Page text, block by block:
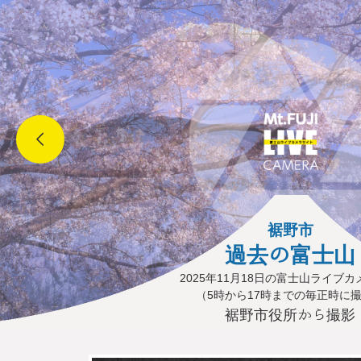
裾野市
過去の富士山
2025年11月18日の富士山ライブカ
（5時から17時までの毎正時に
裾野市役所から撮影